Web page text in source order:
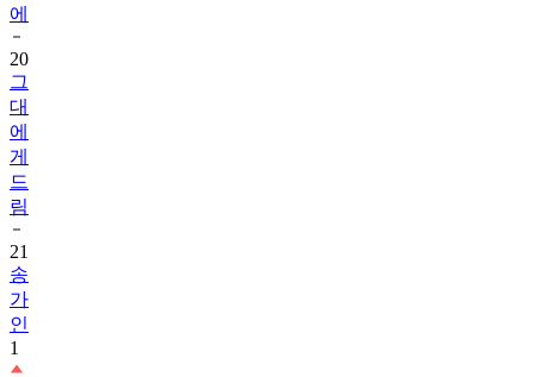
에
20
그
대
에
게
드
림
21
송
가
인
1